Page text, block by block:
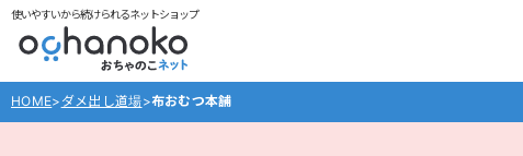
使いやすいから続けられるネットショップ
HOME> ダメ出し道場>布おむつ本舗